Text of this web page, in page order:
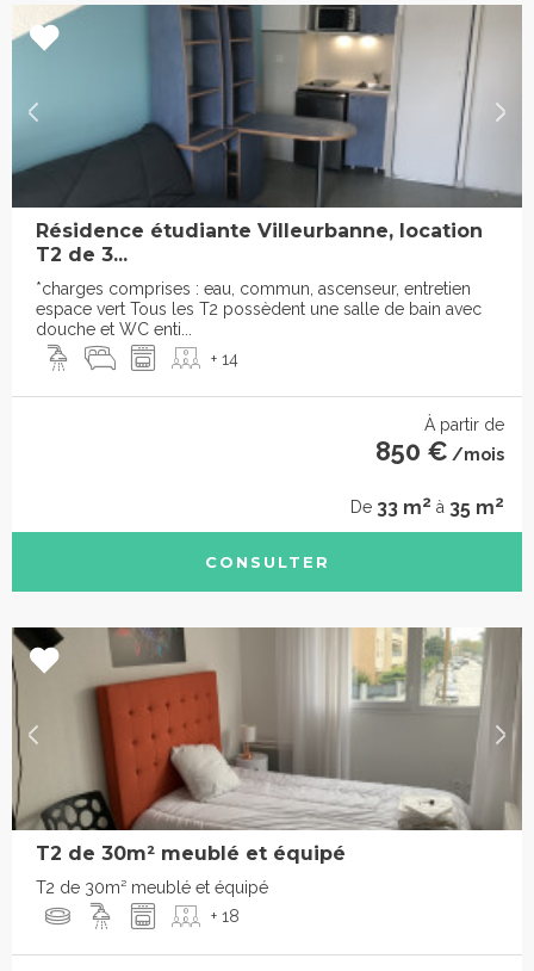
Résidence étudiante Villeurbanne, location
T2 de 3...
*charges comprises : eau, commun, ascenseur, entretien
espace vert Tous les T2 possèdent une salle de bain avec
douche et WC enti...
+ 14
À partir de
850 € /mois
De 33 m2 à 35 m2
CONSULTER
T2 de 30m² meublé et équipé
T2 de 30m² meublé et équipé
+ 18